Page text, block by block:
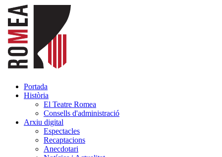
Portada
Història
El Teatre Romea
Consells d'administració
Arxiu digital
Espectacles
Recaptacions
Anecdotari